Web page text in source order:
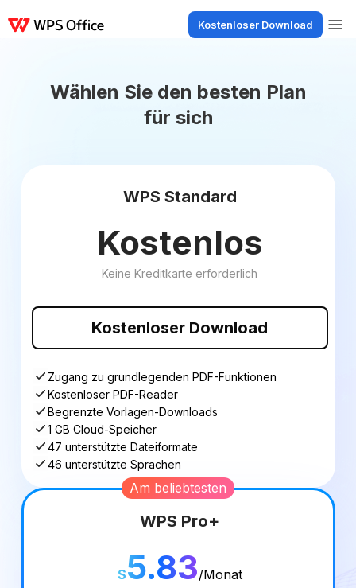
Kostenloser Download
Wählen Sie den besten Plan
für sich
WPS Standard
Kostenlos
Keine Kreditkarte erforderlich
Kostenloser Download
Zugang zu grundlegenden PDF-Funktionen
Kostenloser PDF-Reader
Begrenzte Vorlagen-Downloads
1 GB Cloud-Speicher
47 unterstützte Dateiformate
46 unterstützte Sprachen
Am beliebtesten
WPS Pro+
$5.83/Monat